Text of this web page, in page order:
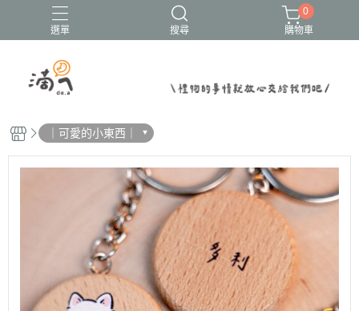
選單 搜尋
0
購物車
｜可愛的小東西｜